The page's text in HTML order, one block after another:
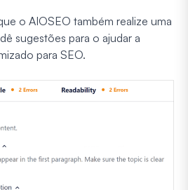
o AIOSEO também realize uma
sugestões para o ajudar a
para SEO.